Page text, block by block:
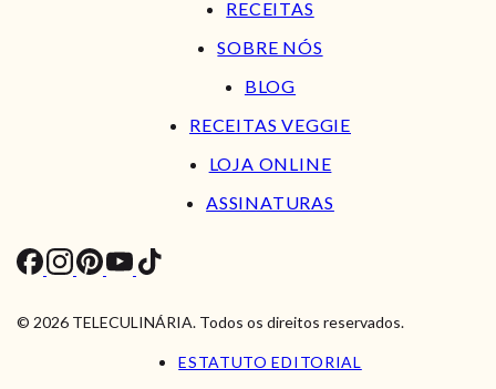
RECEITAS
SOBRE NÓS
BLOG
RECEITAS VEGGIE
LOJA ONLINE
ASSINATURAS
© 2026 TELECULINÁRIA. Todos os direitos reservados.
ESTATUTO EDITORIAL